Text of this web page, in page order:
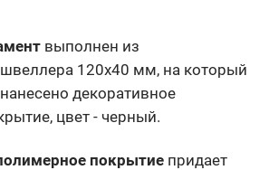
выполнен из
120х40 мм, на который
декоративное
цвет - черный.
покрытиепридает